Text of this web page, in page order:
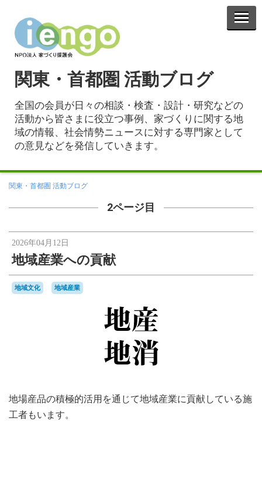
関東・首都圏 活動ブログ
全国の会員が日々の相談・検査・設計・研究などの
活動から皆さまに役立つ事例、家づくりに関する地
域の情報、社会情勢ニュースに対する専門家として
の意見などを発信していきます。
関東・首都圏 活動ブログ
2ページ目
2026年04月12日
地域産業への貢献
地域文化 地域産業
地場産品の積極的活用を通じて地域産業に貢献している施
工者もいます。